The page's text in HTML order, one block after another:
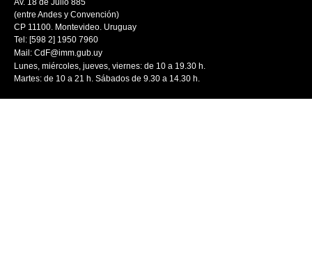
Av. 18 de Julio 885
(entre Andes y Convención)
CP 11100. Montevideo. Uruguay
Tel: [598 2] 1950 7960
Mail: CdF@imm.gub.uy
Lunes, miércoles, jueves, viernes: de 10 a 19.30 h.
Martes: de 10 a 21 h. Sábados de 9.30 a 14.30 h.